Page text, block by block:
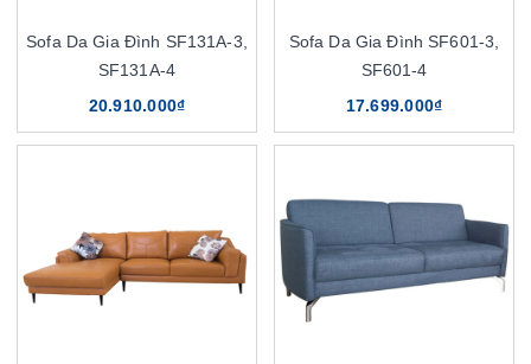
Sofa Da Gia Đình SF131A-3,
SF131A-4
20.910.000₫
Sofa Da Gia Đình SF601-3,
SF601-4
17.699.000₫